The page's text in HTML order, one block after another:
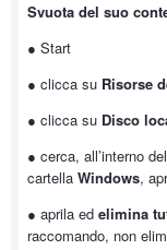
Svuota del suo
● Start
● clicca su Risorse
● clicca su Disco
● cerca, all’interno
cartella Windows,
● aprila ed elimina
raccomando, non